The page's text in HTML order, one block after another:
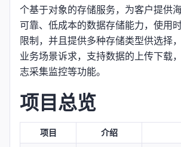
个基于对象的存储服务，为客户提供
可靠、低成本的数据存储能力，使用
限制，并且提供多种存储类型供选择
业务场景诉求，支持数据的上传下载
志采集监控等功能。
项目总览
项目 介绍